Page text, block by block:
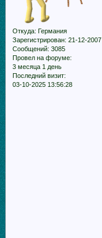
Откуда: Германия
Зарегистрирован: 21-12-2007
Сообщений: 3085
Провел на форуме:
3 месяца 1 день
Последний визит:
03-10-2025 13:56:28